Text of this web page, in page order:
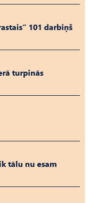
101 darbiņš
turpinās
tālu nu esam